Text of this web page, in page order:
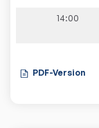
14:00
PDF-Version